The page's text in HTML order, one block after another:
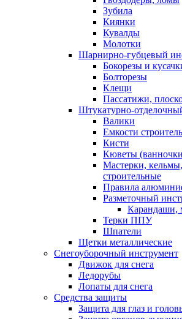
Зубила
Киянки
Кувалды
Молотки
Шарнирно-губцевый
Бокорезы и
Болторезы
Клещи
Пассатижи,
Штукатурно-
Валики
Емкости
Кисти
Кюветы
Мастерки,
строительные
Правила
Разметочный
Карандаши,
Терки ППУ
Шпатели
Щетки металлические
Снегоуборочный инструмент
Движок для снега
Ледорубы
Лопаты для снега
Средства защиты
Защита для глаз и